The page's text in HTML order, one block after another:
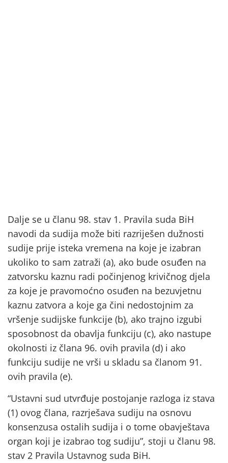
Dalje se u članu 98. stav 1. Pravila suda BiH
navodi da sudija može biti razriješen dužnosti
sudije prije isteka vremena na koje je izabran
ukoliko to sam zatraži (a), ako bude osuđen na
zatvorsku kaznu radi počinjenog krivičnog djela
za koje je pravomoćno osuđen na bezuvjetnu
kaznu zatvora a koje ga čini nedostojnim za
vršenje sudijske funkcije (b), ako trajno izgubi
sposobnost da obavlja funkciju (c), ako nastupe
okolnosti iz člana 96. ovih pravila (d) i ako
funkciju sudije ne vrši u skladu sa članom 91.
ovih pravila (e).
“Ustavni sud utvrđuje postojanje razloga iz stava
(1) ovog člana, razrješava sudiju na osnovu
konsenzusa ostalih sudija i o tome obavještava
organ koji je izabrao tog sudiju”, stoji u članu 98.
stav 2 Pravila Ustavnog suda BiH.